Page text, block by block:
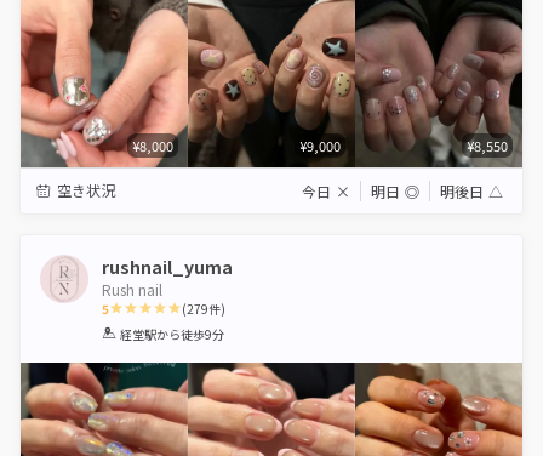
¥8,000 ¥9,000 ¥8,550
空き状況 今日 × 明日 ◎ 明後日 △
rushnail_yuma
Rush nail
5
1 2 3 4 5
(279件)
経堂駅から徒歩9分